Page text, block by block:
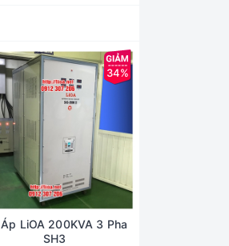
34%
LiOA 200KVA 3 Pha
SH3